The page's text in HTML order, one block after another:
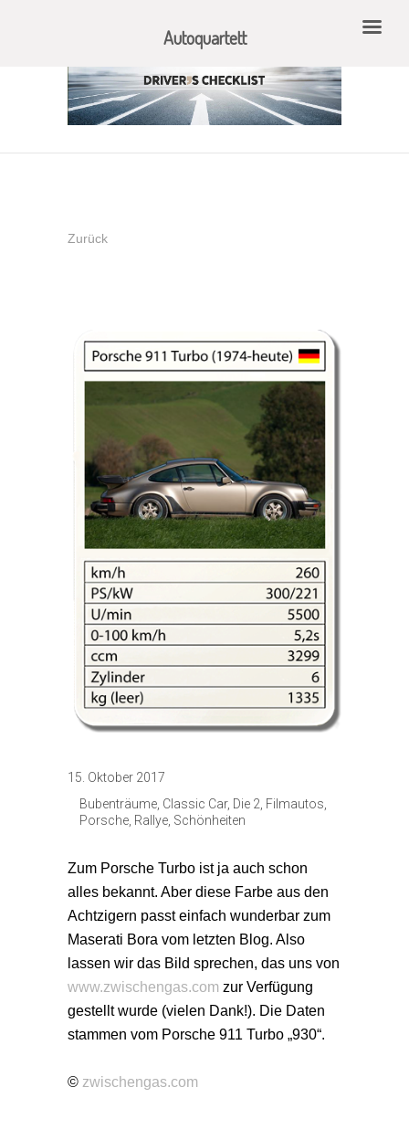
Zurück
15. Oktober 2017
Bubenträume Classic Car, Die 2 Filmautos
Porsche Rallye Schönheiten
Zum Porsche Turbo ist ja auch schon
alles bekannt. Aber diese Farbe aus den
Achtzigern passt einfach wunderbar zum
Maserati Bora vom letzten Blog. Also
lassen wir das Bild sprechen, das uns von
www.zwischengas.com zur Verfügung
gestellt wurde (vielen Dank!). Die Daten
stammen vom Porsche 911 Turbo „930“.
© zwischengas.com
Autoquartett